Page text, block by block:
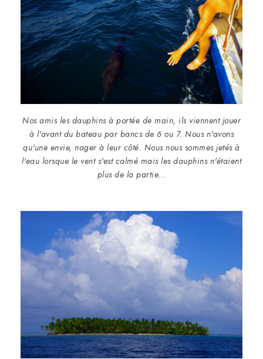
Nos amis les dauphins à portée de main, ils viennent jouer
à l'avant du bateau par bancs de 6 ou 7. Nous n'avons
qu'une envie, nager à leur côté. Nous nous sommes jetés à
l'eau lorsque le vent s'est calmé mais les dauphins n'étaient
plus de la partie...